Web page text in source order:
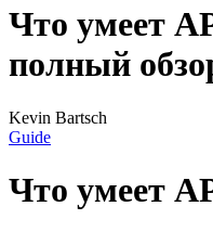
Что умеет
полный
Kevin Bartsch
Guide
Что умеет